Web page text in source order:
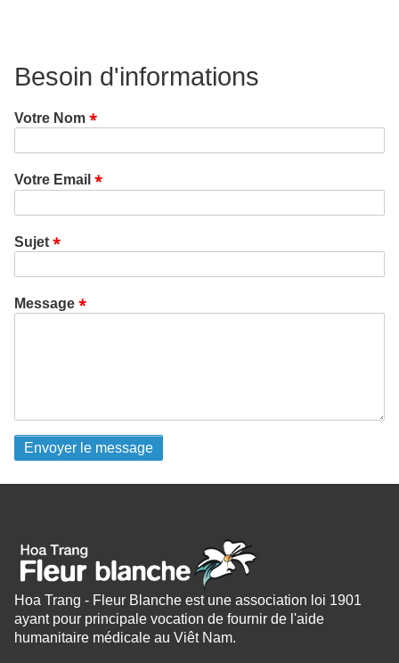
Besoin d'informations
Votre Nom
Votre Email
Sujet
Message
Hoa Trang - Fleur Blanche est une association loi 1901
ayant pour principale vocation de fournir de l'aide
humanitaire médicale au Viêt Nam.